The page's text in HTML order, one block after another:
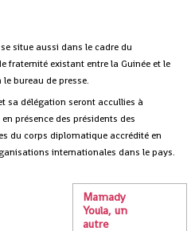
situe aussi dans le cadre du
fraternité existant entre la Guinée et le
bureau de presse.
sa délégation seront accullies à
présence des présidents des
du corps diplomatique accrédité en
internationales dans le pays.
Mamady
Youla, un
autre